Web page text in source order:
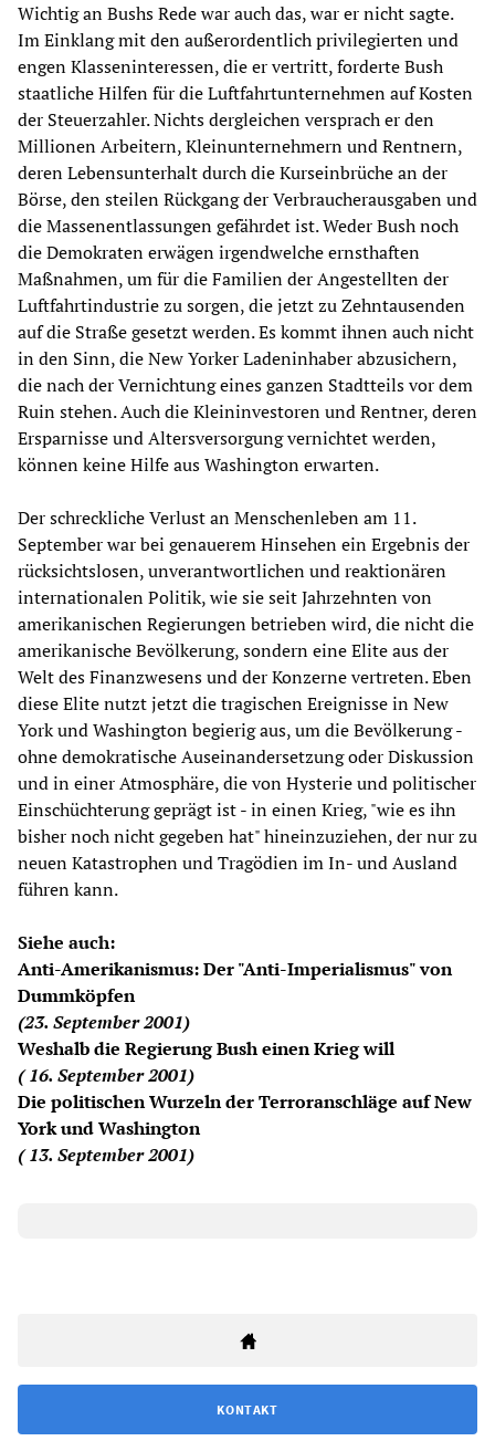
Wichtig an Bushs Rede war auch das, war er nicht sagte.
Im Einklang mit den außerordentlich privilegierten und
engen Klasseninteressen, die er vertritt, forderte Bush
staatliche Hilfen für die Luftfahrtunternehmen auf Kosten
der Steuerzahler. Nichts dergleichen versprach er den
Millionen Arbeitern, Kleinunternehmern und Rentnern,
deren Lebensunterhalt durch die Kurseinbrüche an der
Börse, den steilen Rückgang der Verbraucherausgaben und
die Massenentlassungen gefährdet ist. Weder Bush noch
die Demokraten erwägen irgendwelche ernsthaften
Maßnahmen, um für die Familien der Angestellten der
Luftfahrtindustrie zu sorgen, die jetzt zu Zehntausenden
auf die Straße gesetzt werden. Es kommt ihnen auch nicht
in den Sinn, die New Yorker Ladeninhaber abzusichern,
die nach der Vernichtung eines ganzen Stadtteils vor dem
Ruin stehen. Auch die Kleininvestoren und Rentner, deren
Ersparnisse und Altersversorgung vernichtet werden,
können keine Hilfe aus Washington erwarten.
Der schreckliche Verlust an Menschenleben am 11.
September war bei genauerem Hinsehen ein Ergebnis der
rücksichtslosen, unverantwortlichen und reaktionären
internationalen Politik, wie sie seit Jahrzehnten von
amerikanischen Regierungen betrieben wird, die nicht die
amerikanische Bevölkerung, sondern eine Elite aus der
Welt des Finanzwesens und der Konzerne vertreten. Eben
diese Elite nutzt jetzt die tragischen Ereignisse in New
York und Washington begierig aus, um die Bevölkerung -
ohne demokratische Auseinandersetzung oder Diskussion
und in einer Atmosphäre, die von Hysterie und politischer
Einschüchterung geprägt ist - in einen Krieg, "wie es ihn
bisher noch nicht gegeben hat" hineinzuziehen, der nur zu
neuen Katastrophen und Tragödien im In- und Ausland
führen kann.
Siehe auch:
Anti-Amerikanismus: Der "Anti-Imperialismus" von
Dummköpfen
(23. September 2001)
Weshalb die Regierung Bush einen Krieg will
( 16. September 2001)
Die politischen Wurzeln der Terroranschläge auf New
York und Washington
( 13. September 2001)
KONTAKT